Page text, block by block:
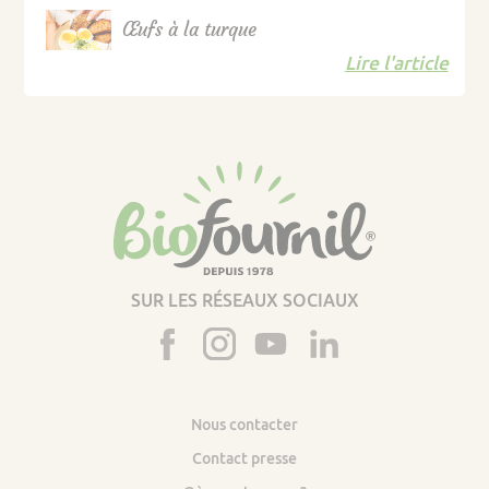
Œufs à la turque
Lire l'article
SUR LES RÉSEAUX SOCIAUX
Nous contacter
Contact presse